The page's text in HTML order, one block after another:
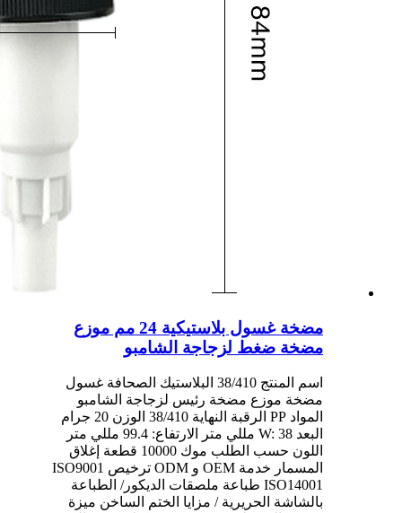
مضخة غسول بلاستيكية 24 مم موزع
مضخة ضغط لزجاجة الشامبو
اسم المنتج 38/410 البلاستيك الصحافة غسول
مضخة موزع مضخة رئيس لزجاجة الشامبو
المواد PP الرقبة النهاية 38/410 الوزن 20 جرام
البعد W: 38 مللي متر الارتفاع: 99.4 مللي متر
اللون حسب الطلب موك 10000 قطعة إغلاق
المسمار خدمة OEM و ODM ترخيص ISO9001
ISO14001 طباعة ملصقات الديكور/ الطباعة
بالشاشة الحريرية / مزايا الختم الساخن ميزة